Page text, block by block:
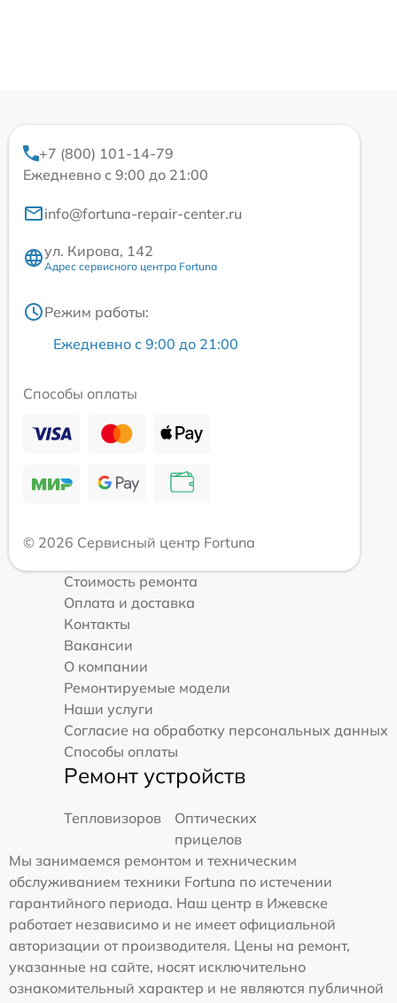
+7 (800) 101-14-79
Ежедневно с 9:00 до 21:00
info@fortuna-repair-center.ru
ул. Кирова, 142
Адрес сервисного центра Fortuna
Режим работы:
Ежедневно с 9:00 до 21:00
Способы оплаты
© 2026 Сервисный центр Fortuna
Стоимость ремонта
Оплата и доставка
Контакты
Вакансии
О компании
Ремонтируемые модели
Наши услуги
Согласие на обработку персональных данных
Способы оплаты
Ремонт устройств
Тепловизоров
Оптических
прицелов
Мы занимаемся ремонтом и техническим
обслуживанием техники Fortuna по истечении
гарантийного периода. Наш центр в Ижевске
работает независимо и не имеет официальной
авторизации от производителя. Цены на ремонт,
указанные на сайте, носят исключительно
ознакомительный характер и не являются публичной